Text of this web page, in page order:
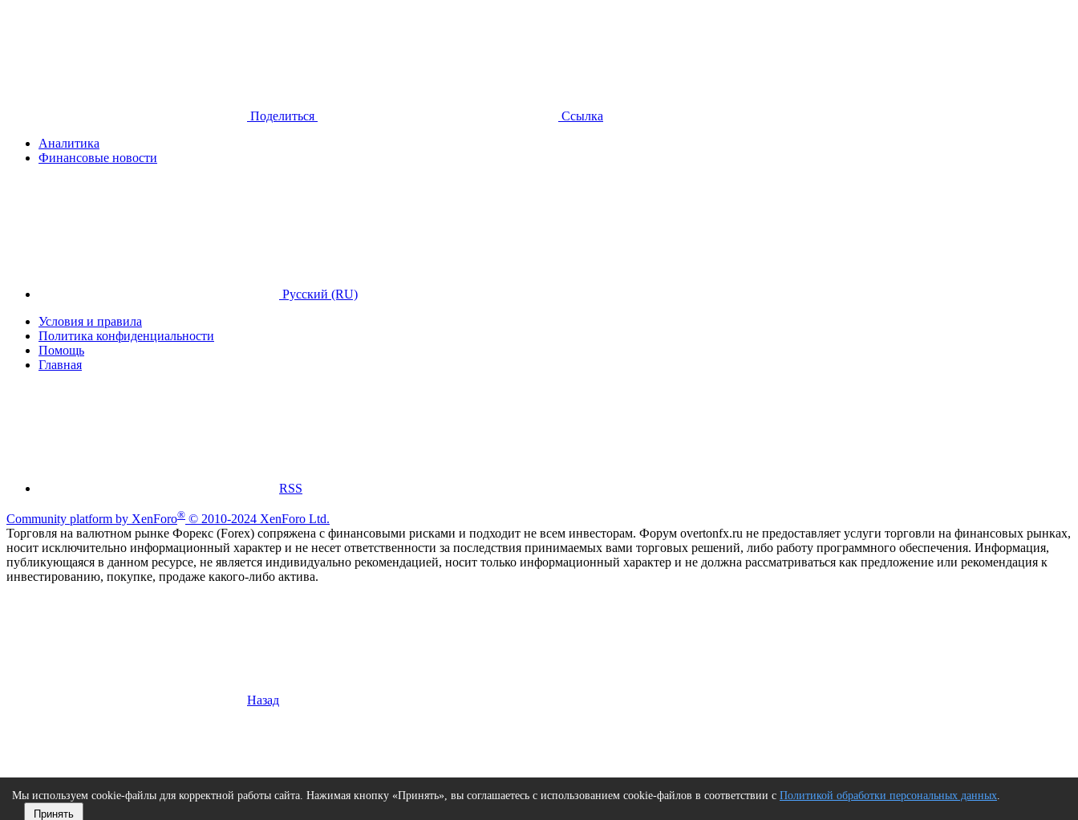
Поделиться
Ссылка
Аналитика
Финансовые новости
Русский (RU)
Условия и правила
Политика конфиденциальности
Помощь
Главная
RSS
Community platform by XenForo® © 2010-2024 XenForo Ltd.
Торговля на валютном рынке Форекс (Forex) сопряжена с финансовыми рисками и подходит не всем инвесторам. Форум overtonfx.ru не предоставляет услуги торговли на финансовых рынках,
носит исключительно информационный характер и не несет ответственности за последствия принимаемых вами торговых решений, либо работу программного обеспечения. Информация,
публикующаяся в данном ресурсе, не является индивидуально рекомендацией, носит только информационный характер и не должна рассматриваться как предложение или рекомендация к
инвестированию, покупке, продаже какого-либо актива.
Назад
Мы используем cookie-файлы для корректной работы сайта. Нажимая кнопку «Принять», вы соглашаетесь с использованием cookie-файлов в соответствии с Политикой обработки персональных данных.
Принять